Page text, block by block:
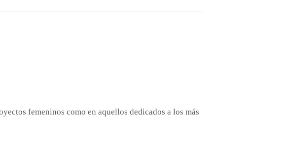
femeninos como en aquellos dedicados a los más